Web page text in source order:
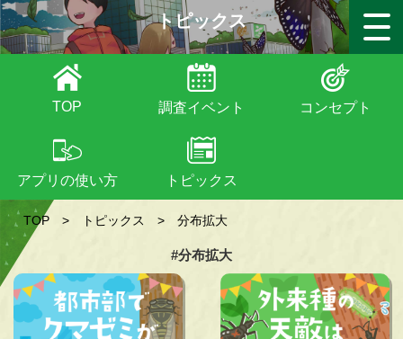
トピックス
TOP 調査イベント コンセプト
アプリの使い方 トピックス
TOP > トピックス > 分布拡大
#分布拡大